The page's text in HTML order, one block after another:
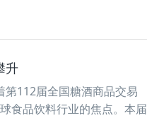
升
112届全国糖酒商品交易
食品饮料行业的焦点。本届